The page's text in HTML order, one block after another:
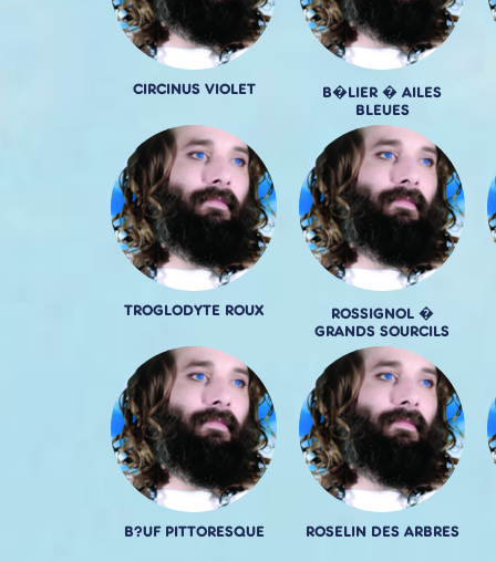
CIRCINUS VIOLET
B�LIER � AILES
BLEUES
TROGLODYTE ROUX
ROSSIGNOL �
GRANDS SOURCILS
B?UF PITTORESQUE ROSELIN DES ARBRES